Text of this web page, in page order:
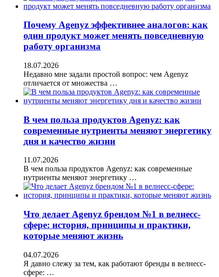
Почему Agenyz эффективнее аналогов: как
один продукт может менять повседневную
работу организма
18.07.2026
Недавно мне задали простой вопрос: чем Agenyz
отличается от множества …
В чем польза продуктов Agenyz: как
современные нутриенты меняют энергетику
дня и качество жизни
11.07.2026
В чем польза продуктов Agenyz: как современные
нутриенты меняют энергетику …
Что делает Agenyz брендом №1 в велнесс-
сфере: история, принципы и практики,
которые меняют жизнь
04.07.2026
Я давно слежу за тем, как работают бренды в велнесс-
сфере: …